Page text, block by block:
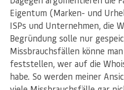
Eigentum (Marken- und
ISPs und Unternehmen, die
Begründung solle nur
Missbrauchsfällen könne
feststellen, wer auf die
habe. So werden meiner